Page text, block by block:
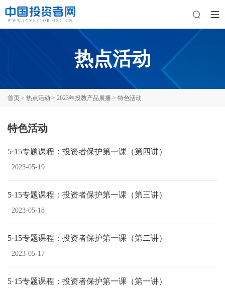
热点活动
首页 > 热点活动 > 2023年投教产品展播 > 特色活动
特色活动
5·15专题课程：投资者保护第一课（第四讲）
2023-05-19
5·15专题课程：投资者保护第一课（第三讲）
2023-05-18
5·15专题课程：投资者保护第一课（第二讲）
2023-05-17
5·15专题课程：投资者保护第一课（第一讲）